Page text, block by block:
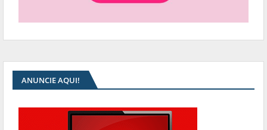
ANUNCIE AQUI!